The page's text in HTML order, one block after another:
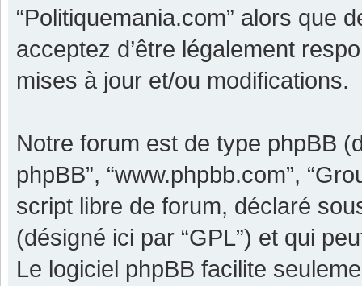
“Politiquemania.com” alors que
acceptez d’être légalement
mises à jour et/ou modifications.
Notre forum est de type phpBB
phpBB”, “www.phpbb.com”,
script libre de forum, déclaré
(désigné ici par “GPL”) et qui
Le logiciel phpBB facilite